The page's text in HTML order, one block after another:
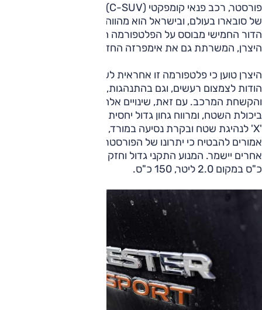
פורסטר, רכב פנאי קומפקטי (C-SUV), היה לדגם הנמכר ביותר
של סובארו בעולם, ובישראל הוא מהווה שליש ממכירות המותג.
הדור החמישי מבוסס על הפלטפורמה הגלובלית החדשה של
היצרן, המשרתת גם את אימפרזה החדשה בה כבר פגשנו.
היצרן טוען כי פלטפורמה זו אחראית לשיפורים באיכות הנסיעה,
הודות לצמצום רעשים, וגם בהתנהגות, עם הנמכת מרכז הכובד
והקשחת המרכב. עם זאת, שינויים אלה אינם אמורים לפגוע
'X' לנהיגת שטח ובקרת נסיעה במורד, וכמובן אותה הנעה כפולה,
אמורים להבטיח כי יתרונו של הפורסטר בשטח על-פני דגמי פנאי
כ"ס במקום 2.0 ליטר, 150 כ"ס.